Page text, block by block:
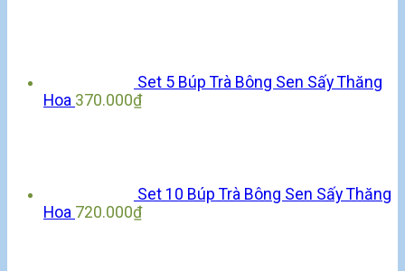
Set 5 Búp Trà Bông Sen Sấy Thăng
Hoa 370.000₫
Set 10 Búp Trà Bông Sen Sấy Thăng
Hoa 720.000₫